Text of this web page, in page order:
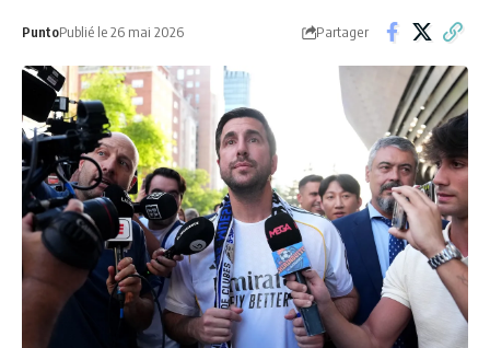
PuntoPublié le 26 mai 2026 Partager